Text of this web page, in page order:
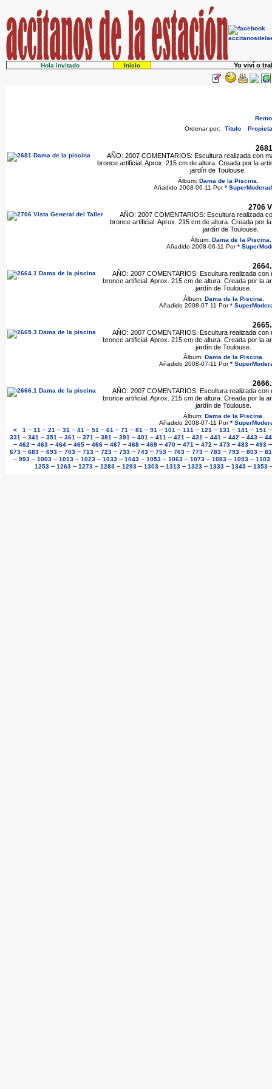
Hola invitado Inicio Yo viví o
Ordenar por:
Título
AÑO: 2007 COMENTARIOS: Escultura realizada con
bronce artificial. Aprox. 215 cm de altura. Creada por la
jardín de Toulouse.
Álbum: Dama de la Piscina
Añadido 2008-06-11 Por*
2706
AÑO: 2007 COMENTARIOS: Escultura realizada
bronce artificial. Aprox. 215 cm de altura. Creada por
jardín de Toulouse.
Álbum: Dama de la Piscina
Añadido 2008-06-11 Por*
AÑO: 2007 COMENTARIOS: Escultura realizada con
bronce artificial. Aprox. 215 cm de altura. Creada por la
jardín de Toulouse.
Álbum: Dama de la Piscina
Añadido 2008-07-11 Por*
AÑO: 2007 COMENTARIOS: Escultura realizada con
bronce artificial. Aprox. 215 cm de altura. Creada por la
jardín de Toulouse.
Álbum: Dama de la Piscina.
Añadido 2008-07-11 Por*
AÑO: 2007 COMENTARIOS: Escultura realizada con
bronce artificial. Aprox. 215 cm de altura. Creada por la
jardín de Toulouse.
Álbum: Dama de la Piscina
Añadido 2008-07-11 Por*
<
1 – 11 – 21 – 31 – 41 – 51 – 61 – 71 – 81 – 91 – 101 – 111 – 121 – 131 – 141 – 151
331 – 341 – 351 – 361 – 371 – 381 – 391 – 401 – 411 – 421 – 431 – 441 – 442 – 443 –
– 462 – 463 – 464 – 465 – 466 – 467 – 468 – 469 – 470 – 471 – 472 – 473 – 483 – 493
673 – 683 – 693 – 703 – 713 – 723 – 733 – 743 – 753 – 763 – 773 – 783 – 793 – 803 –
– 993 – 1003 – 1013 – 1023 – 1033 – 1043 – 1053 – 1063 – 1073 – 1083 – 1093 – 1103
1253– 1263– 1273– 1283– 1293– 1303– 1313– 1323– 1333– 1343– 1353